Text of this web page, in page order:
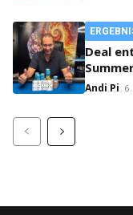
Deal
Bounty!
Andi Pi